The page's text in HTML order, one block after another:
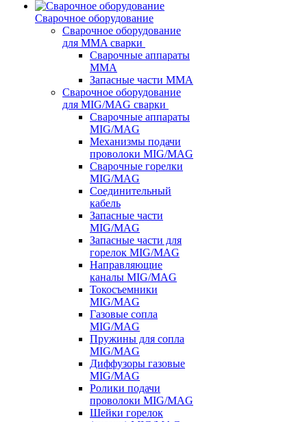
Сварочное оборудование
Сварочное оборудование
для MMA сварки
Сварочные аппараты
MMA
Запасные части MMA
Сварочное оборудование
для MIG/MAG сварки
Сварочные аппараты
MIG/MAG
Механизмы подачи
проволоки MIG/MAG
Сварочные горелки
MIG/MAG
Соединительный
кабель
Запасные части
MIG/MAG
Запасные части для
горелок MIG/MAG
Направляющие
каналы MIG/MAG
Токосъемники
MIG/MAG
Газовые сопла
MIG/MAG
Пружины для сопла
MIG/MAG
Диффузоры газовые
MIG/MAG
Ролики подачи
проволоки MIG/MAG
Шейки горелок